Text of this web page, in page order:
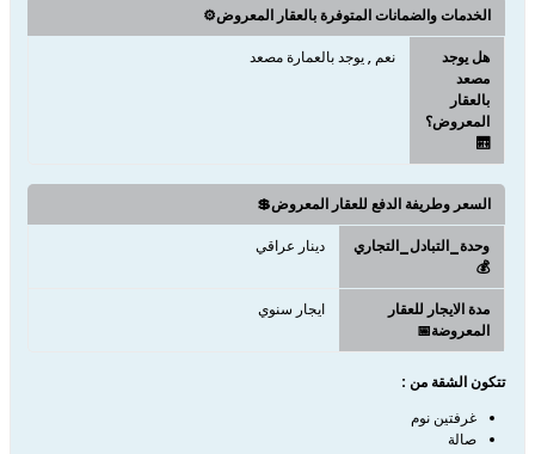
الخدمات والضمانات المتوفرة بالعقار المعروض⚙️
هل يوجد
مصعد
بالعقار
المعروض؟
🛗
نعم , يوجد بالعمارة مصعد
السعر وطريفة الدفع للعقار المعروض💲
وحدة_التبادل_التجاري
💰
دينار عراقي
مدة الايجار للعقار
المعروضة📅
ايجار سنوي
تتكون الشقة من :
غرفتين نوم
صالة